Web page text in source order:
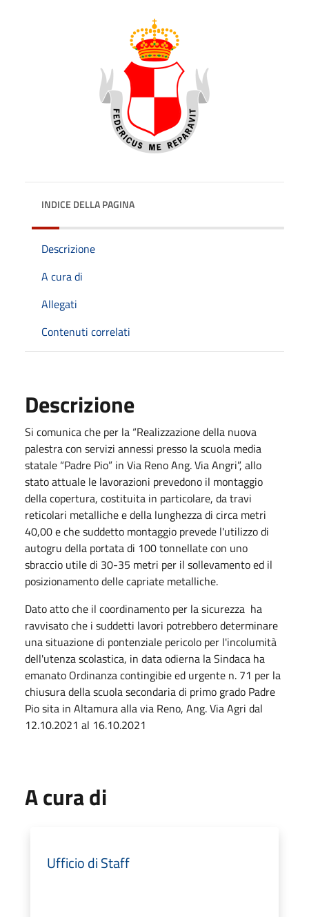
INDICE DELLA PAGINA
Descrizione
A cura di
Allegati
Contenuti correlati
Descrizione
Si comunica che per la “Realizzazione della nuova
palestra con servizi annessi presso la scuola media
statale “Padre Pio” in Via Reno Ang. Via Angri”, allo
stato attuale le lavorazioni prevedono il montaggio
della copertura, costituita in particolare, da travi
reticolari metalliche e della lunghezza di circa metri
40,00 e che suddetto montaggio prevede l'utilizzo di
autogru della portata di 100 tonnellate con uno
sbraccio utile di 30-35 metri per il sollevamento ed il
posizionamento delle capriate metalliche.
Dato atto che il coordinamento per la sicurezza ha
ravvisato che i suddetti lavori potrebbero determinare
una situazione di pontenziale pericolo per l'incolumità
dell'utenza scolastica, in data odierna la Sindaca ha
emanato Ordinanza contingibie ed urgente n. 71 per la
chiusura della scuola secondaria di primo grado Padre
Pio sita in Altamura alla via Reno, Ang. Via Agri dal
12.10.2021 al 16.10.2021
A cura di
Ufficio di Staff